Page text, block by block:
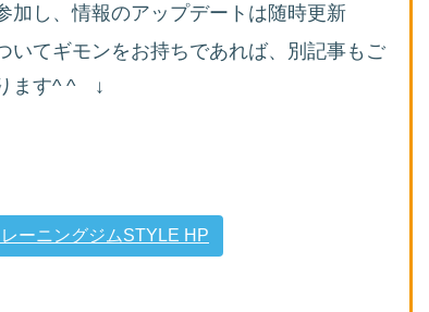
加し、情報のアップデートは随時更新
いてギモンをお持ちであれば、別記事もご
ます^ ^ ↓
ーニングジムSTYLE HP